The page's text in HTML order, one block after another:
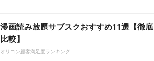
漫画読み放題サブスクおすすめ11選【徹底
比較】
オリコン顧客満足度ランキング